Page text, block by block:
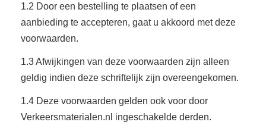
1.2 Door een bestelling te plaatsen of een
aanbieding te accepteren, gaat u akkoord met deze
voorwaarden.
1.3 Afwijkingen van deze voorwaarden zijn alleen
geldig indien deze schriftelijk zijn overeengekomen.
1.4 Deze voorwaarden gelden ook voor door
Verkeersmaterialen.nl ingeschakelde derden.